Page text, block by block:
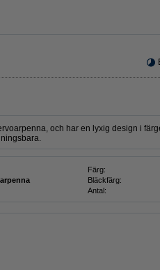
och har en lyxig design i
Färg:
Bläckfärg:
Antal: